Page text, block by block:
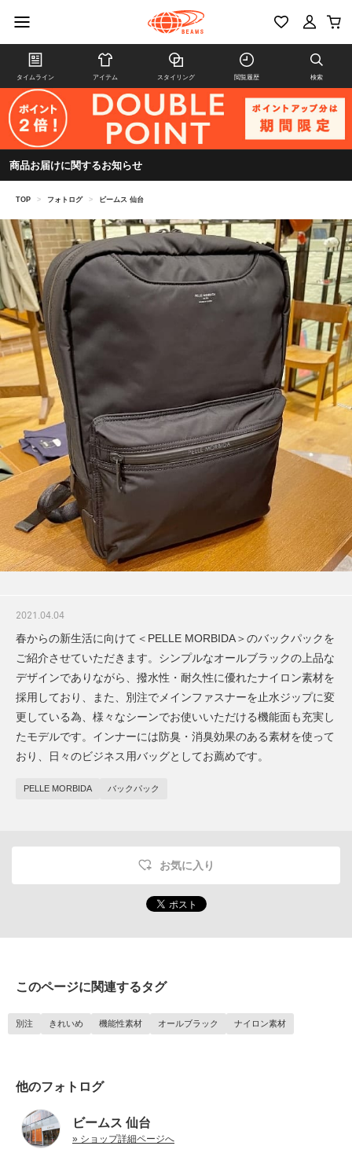
タイムライン アイテム スタイリング 閲覧履歴 検索
商品お届けに関するお知らせ
TOP > フォトログ > ビームス 仙台
2021.04.04
春からの新生活に向けて＜PELLE MORBIDA＞のバックパックを
ご紹介させていただきます。シンプルなオールブラックの上品な
デザインでありながら、撥水性・耐久性に優れたナイロン素材を
採用しており、また、別注でメインファスナーを止水ジップに変
更している為、様々なシーンでお使いいただける機能面も充実し
たモデルです。インナーには防臭・消臭効果のある素材を使って
おり、日々のビジネス用バッグとしてお薦めです。
PELLE MORBIDA バックパック
お気に入り
このページに関連するタグ
別注 きれいめ 機能性素材 オールブラック ナイロン素材
他のフォトログ
ビームス 仙台
» ショップ詳細ページへ